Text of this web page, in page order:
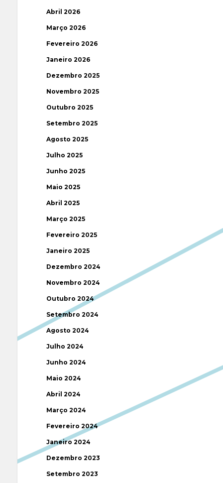
Abril 2026
Março 2026
Fevereiro 2026
Janeiro 2026
Dezembro 2025
Novembro 2025
Outubro 2025
Setembro 2025
Agosto 2025
Julho 2025
Junho 2025
Maio 2025
Abril 2025
Março 2025
Fevereiro 2025
Janeiro 2025
Dezembro 2024
Novembro 2024
Outubro 2024
Setembro 2024
Agosto 2024
Julho 2024
Junho 2024
Maio 2024
Abril 2024
Março 2024
Fevereiro 2024
Janeiro 2024
Dezembro 2023
Setembro 2023